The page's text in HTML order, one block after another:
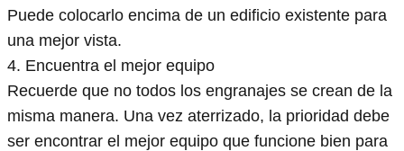
Puede colocarlo encima de un edificio existente para
una mejor vista.
4. Encuentra el mejor equipo
Recuerde que no todos los engranajes se crean de la
misma manera. Una vez aterrizado, la prioridad debe
ser encontrar el mejor equipo que funcione bien para